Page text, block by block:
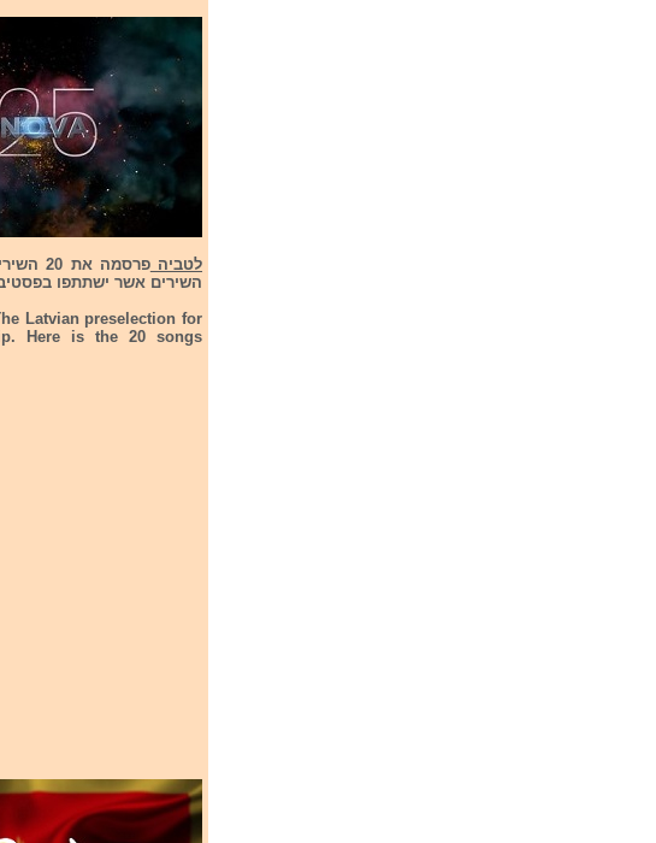
לטביה
השירים אשר ישתתפו
Latvian preselection for
Here is the 20 songs